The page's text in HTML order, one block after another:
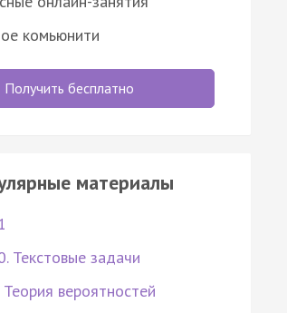
комьюнити
Получить бесплатно
материалы
Текстовые задачи
вероятностей